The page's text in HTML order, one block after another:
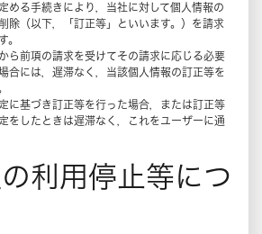
める手続きにより，当社に対して個人情報の
除（以下，「訂正等」といいます。）を請求
。
ら前項の請求を受けてその請求に応じる必要
合には，遅滞なく，当該個人情報の訂正等を
に基づき訂正等を行った場合，または訂正等
をしたときは遅滞なく，これをユーザーに通
利用停止等につ